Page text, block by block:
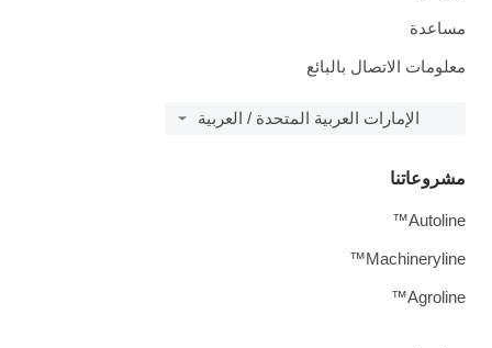
مساعدة
معلومات الاتصال بالبائع
الإمارات العربية المتحدة / العربية
مشروعاتنا
Autoline™
Machineryline™
Agroline™